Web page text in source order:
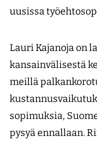
uusissa
Lauri Kajanoja on
kansainvälisestä
meillä
sopimuksia,
pysyä ennallaan.